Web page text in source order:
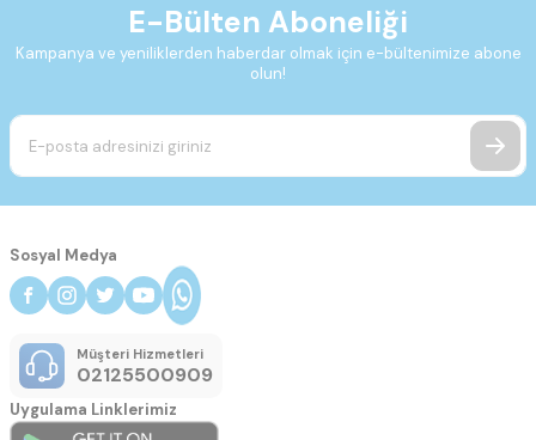
E-Bülten Aboneliği
Kampanya ve yeniliklerden haberdar olmak için e-bültenimize abone
olun!
Sosyal Medya
Müşteri Hizmetleri
02125500909
Uygulama Linklerimiz